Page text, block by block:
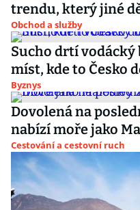
trendu, který jiné
Obchod a služby
Sucho drtí vodácký
míst, kde to Česko
Byznys
Dovolená na
nabízí moře jako
Cestování a cestovní ruch